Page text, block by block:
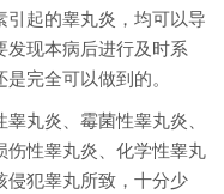
起的睾丸炎，均可以导
发现本病后进行及时系
完全可以做到的。
丸炎、霉菌性睾丸炎、
伤性睾丸炎、化学性睾丸
侵犯睾丸所致，十分少